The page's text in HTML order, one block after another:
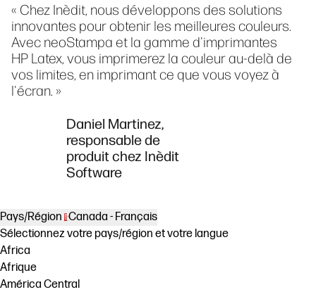
« Chez Inèdit, nous développons des solutions
innovantes pour obtenir les meilleures couleurs.
Avec neoStampa et la gamme d'imprimantes
HP Latex, vous imprimerez la couleur au-delà de
vos limites, en imprimant ce que vous voyez à
l'écran. »
Daniel Martinez,
responsable de
produit chez Inèdit
Software
Pays/Région Canada - Français
Sélectionnez votre pays/région et votre langue
Africa
Afrique
América Central